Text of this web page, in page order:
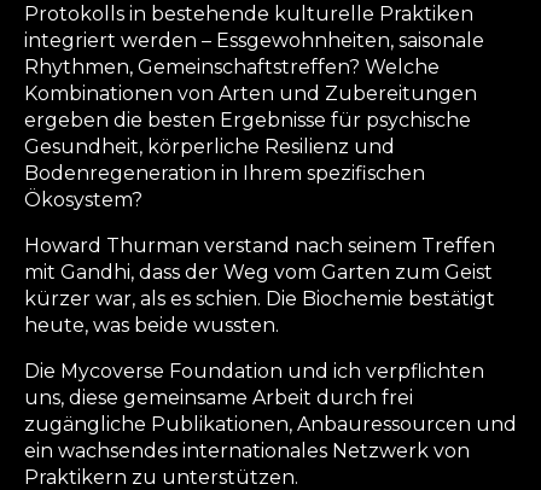
Protokolls in bestehende kulturelle Praktiken
integriert werden – Essgewohnheiten, saisonale
Rhythmen, Gemeinschaftstreffen? Welche
Kombinationen von Arten und Zubereitungen
ergeben die besten Ergebnisse für psychische
Gesundheit, körperliche Resilienz und
Bodenregeneration in Ihrem spezifischen
Ökosystem?
Howard Thurman verstand nach seinem Treffen
mit Gandhi, dass der Weg vom Garten zum Geist
kürzer war, als es schien. Die Biochemie bestätigt
heute, was beide wussten.
Die Mycoverse Foundation und ich verpflichten
uns, diese gemeinsame Arbeit durch frei
zugängliche Publikationen, Anbauressourcen und
ein wachsendes internationales Netzwerk von
Praktikern zu unterstützen.